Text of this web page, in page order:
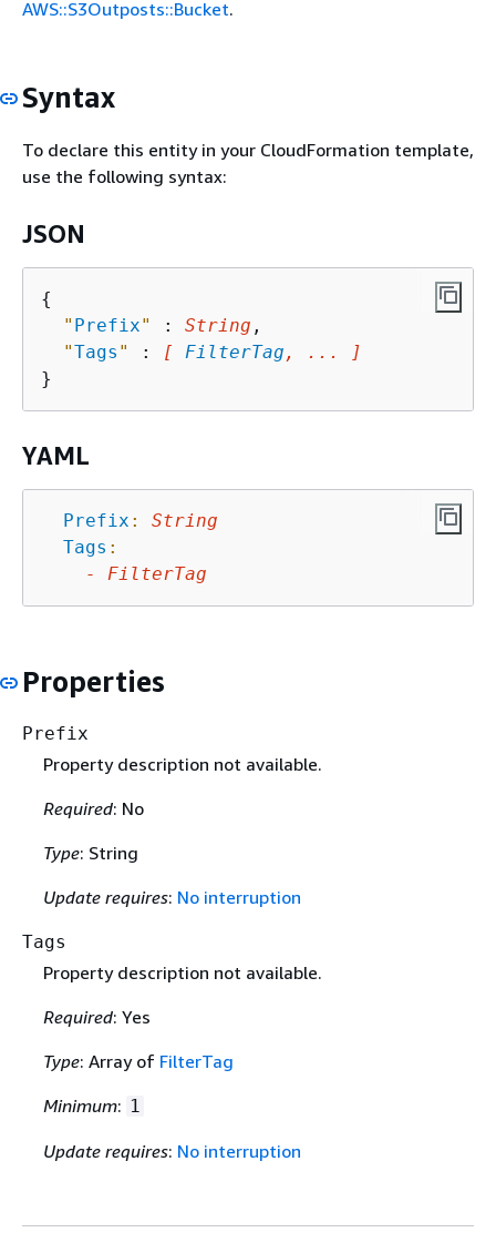
AWS::S3Outposts::Bucket.
Syntax
To declare this entity in your CloudFormation template,
use the following syntax:
JSON
{
" Prefix" : String ,
"Tags " : [ FilterTag , ... ]
YAML
Prefix :
String
Tags :
-
FilterTag
Properties
Prefix
Property description not available.
Required: No
Type: String
Update requires: No interruption
Tags
Property description not available.
Required: Yes
Type: Array of FilterTag
Minimum: 1
Update requires: No interruption